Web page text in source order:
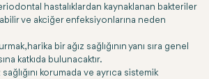
hastalıklardan kaynaklanan bakteriler
ve akciğer enfeksiyonlarına neden
harika bir ağız sağlığının yanı sıra genel
katkıda bulunacaktır.
korumada ve ayrıca sistemik